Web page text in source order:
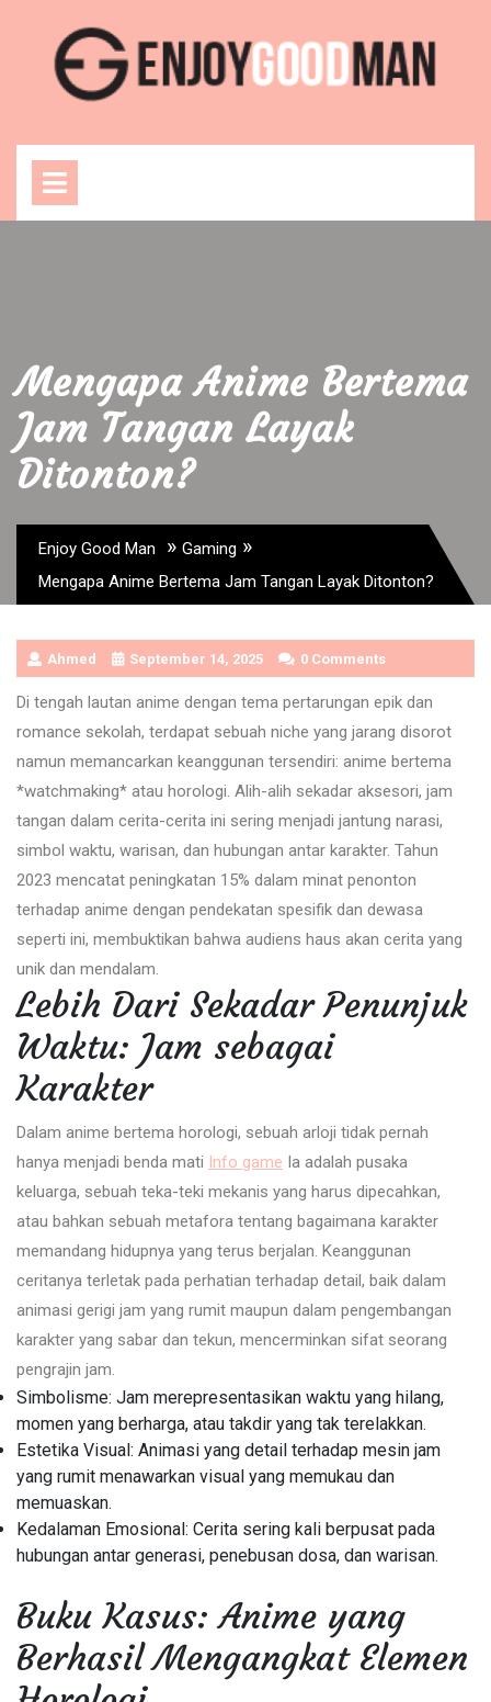
content
Mengapa Anime Bertema
Jam Tangan Layak
Ditonton?
Enjoy Good Man » Gaming »
Mengapa Anime Bertema Jam Tangan Layak Ditonton?
Ahmed September 14, 2025 0 Comments
Di tengah lautan anime dengan tema pertarungan epik dan
romance sekolah, terdapat sebuah niche yang jarang disorot
namun memancarkan keanggunan tersendiri: anime bertema
*watchmaking* atau horologi. Alih-alih sekadar aksesori, jam
tangan dalam cerita-cerita ini sering menjadi jantung narasi,
simbol waktu, warisan, dan hubungan antar karakter. Tahun
2023 mencatat peningkatan 15% dalam minat penonton
terhadap anime dengan pendekatan spesifik dan dewasa
seperti ini, membuktikan bahwa audiens haus akan cerita yang
unik dan mendalam.
Lebih Dari Sekadar Penunjuk
Waktu: Jam sebagai
Karakter
Dalam anime bertema horologi, sebuah arloji tidak pernah
hanya menjadi benda mati Info game Ia adalah pusaka
keluarga, sebuah teka-teki mekanis yang harus dipecahkan,
atau bahkan sebuah metafora tentang bagaimana karakter
memandang hidupnya yang terus berjalan. Keanggunan
ceritanya terletak pada perhatian terhadap detail, baik dalam
animasi gerigi jam yang rumit maupun dalam pengembangan
karakter yang sabar dan tekun, mencerminkan sifat seorang
pengrajin jam.
Simbolisme: Jam merepresentasikan waktu yang hilang,
momen yang berharga, atau takdir yang tak terelakkan.
Estetika Visual: Animasi yang detail terhadap mesin jam
yang rumit menawarkan visual yang memukau dan
memuaskan.
Kedalaman Emosional: Cerita sering kali berpusat pada
hubungan antar generasi, penebusan dosa, dan warisan.
Buku Kasus: Anime yang
Berhasil Mengangkat Elemen